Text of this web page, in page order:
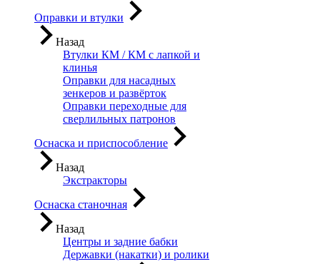
Оправки и втулки
Назад
Втулки КМ / КМ с лапкой и
клинья
Оправки для насадных
зенкеров и развёрток
Оправки переходные для
сверлильных патронов
Оснаска и приспособление
Назад
Экстракторы
Оснаска станочная
Назад
Центры и задние бабки
Державки (накатки) и ролики